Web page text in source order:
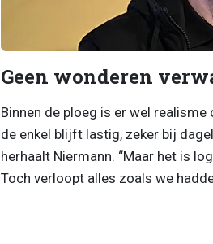
Geen wonderen
Binnen de ploeg is er wel
de enkel blijft lastig, zeker bij
herhaalt Niermann. “Maar het is
Toch verloopt alles zoals we